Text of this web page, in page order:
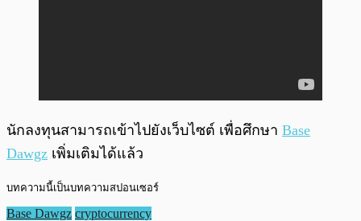
นักลงทุนสามารถเข้าไปยังเว็บไซต์ เพื่อศึกษา Base
Dawgz เพิ่มเติมได้แล้ว
บทความนี้เป็นบทความสปอนเซอร์
Base Dawgz cryptocurrency